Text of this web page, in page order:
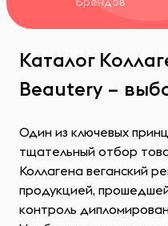
Каталог
Beautery –
Один из ключевых
тщательный отбор
Коллагена веганский
продукцией,
контроль